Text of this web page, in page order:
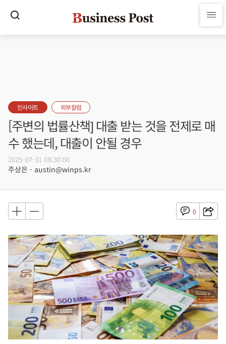
인사이트 외부칼럼
[주변의 법률산책] 대출 받는 것을 전제로 매
수 했는데, 대출이 안될 경우
2025-07-31 08:30:00
주상은 - austin@winps.kr
0